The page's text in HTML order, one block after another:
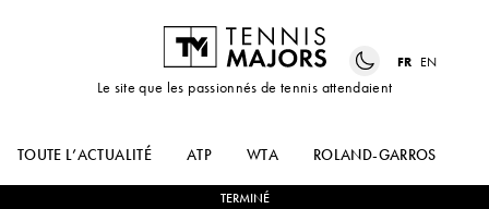
Le site que les passionnés de tennis attendaient
FR EN
TOUTE L’ACTUALITÉ ATP WTA ROLAND-GARROS
TERMINÉ